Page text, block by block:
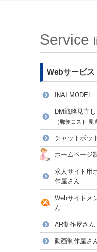
Service
Webサービス
INAI MODEL
DM戦略見直
（郵便コスト 見
チャットボッ
ホームページ
求人サイト用
作屋さん
Webサイトメ
ん
AR制作屋さん
動画制作屋さ